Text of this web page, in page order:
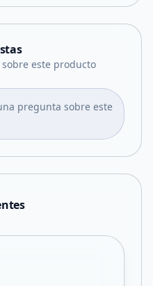
este producto
pregunta sobre este